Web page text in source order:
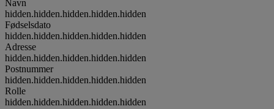
Navn
hidden.hidden.hidden.hidden.hidden
Fødselsdato
hidden.hidden.hidden.hidden.hidden
Adresse
hidden.hidden.hidden.hidden.hidden
Postnummer
hidden.hidden.hidden.hidden.hidden
Rolle
hidden.hidden.hidden.hidden.hidden